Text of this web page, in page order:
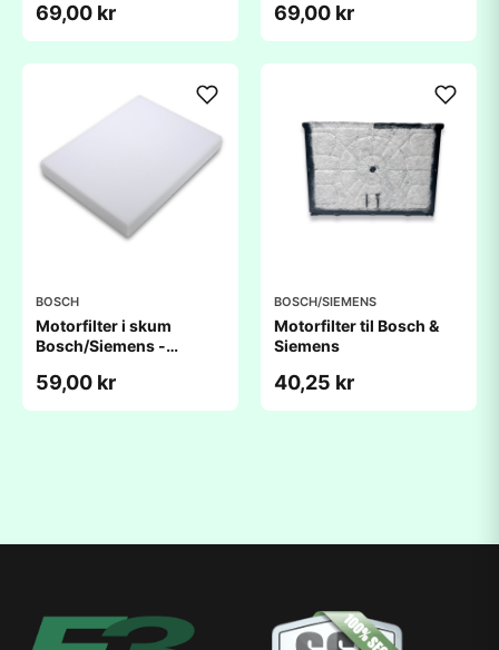
69,00 kr 69,00 kr
BOSCH
Motorfilter i skum
Bosch/Siemens -
59,00 kr
BOSCH/SIEMENS
Motorfilter til Bosch &
Siemens
40,25 kr